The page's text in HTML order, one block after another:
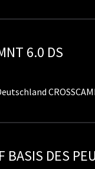
6.0 DS
BASIS DES